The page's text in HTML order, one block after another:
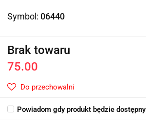
Symbol: 06440
Brak towaru
75.00
Do przechowalni
Powiadom gdy produkt będzie dostępny